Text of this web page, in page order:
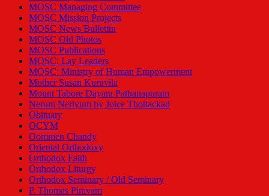
MOSC Managing Committee
MOSC Mission Projects
MOSC News Bullettin
MOSC Old Photos
MOSC Publications
MOSC: Lay Leaders
MOSC: Ministry of Human Empowerment
Mother Susan Kuruvila
Mount Tabore Dayara Pathanapuram
Nerum Neriyum by Joice Thottackad
Obituary
OCYM
Oommen Chandy
Oriental Orthodoxy
Orthodox Faith
Orthodox Liturgy
Orthodox Seminary / Old Seminary
P. Thomas Piravam